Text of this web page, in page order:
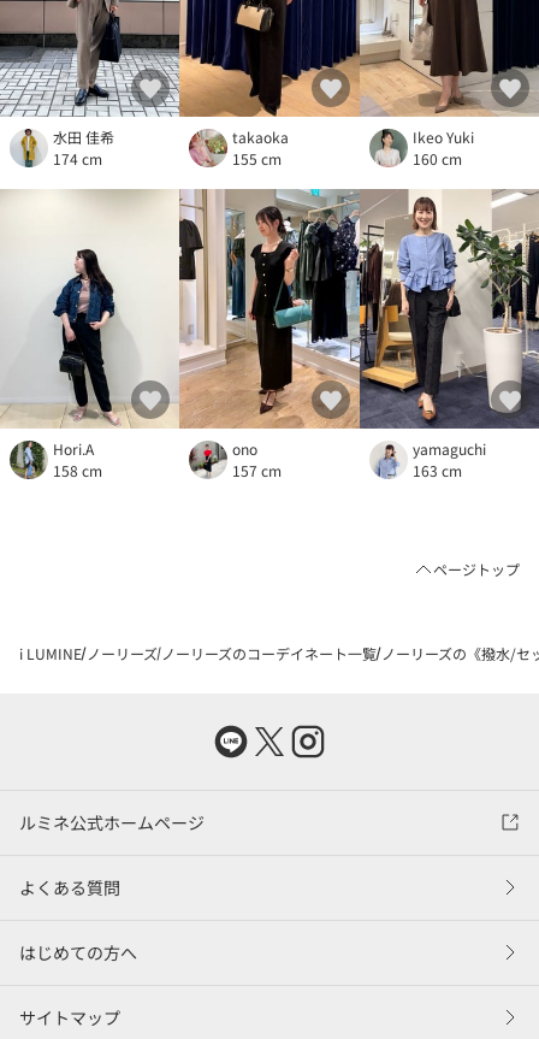
水田 佳希
174 cm
takaoka
155 cm
Ikeo Yuki
160 cm
Hori.A
158 cm
ono
157 cm
yamaguchi
163 cm
ページトップ
i LUMINE ノーリーズ ノーリーズのコーデイネート一覧 ノーリーズの《撥水/セ
ルミネ公式ホームページ
よくある質問
はじめての方へ
サイトマップ